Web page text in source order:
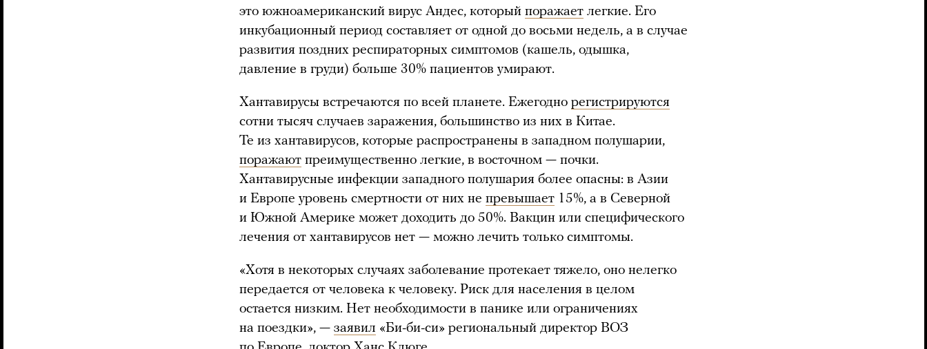
это южноамериканский вирус Андес, который поражает легкие. Его
инкубационный период составляет от одной до восьми недель, а в случае
развития поздних респираторных симптомов (кашель, одышка,
давление в груди) больше 30% пациентов умирают.
Хантавирусы встречаются по всей планете. Ежегодно регистрируются
сотни тысяч случаев заражения, большинство из них в Китае.
Те из хантавирусов, которые распространены в западном полушарии,
поражают преимущественно легкие, в восточном — почки.
Хантавирусные инфекции западного полушария более опасны: в Азии
и Европе уровень смертности от них не превышает 15%, а в Северной
и Южной Америке может доходить до 50%. Вакцин или специфического
лечения от хантавирусов нет — можно лечить только симптомы.
«Хотя в некоторых случаях заболевание протекает тяжело, оно нелегко
передается от человека к человеку. Риск для населения в целом
остается низким. Нет необходимости в панике или ограничениях
на поездки», — заявил «Би-би-си» региональный директор ВОЗ